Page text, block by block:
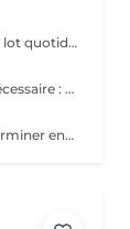
Douleurs dans la nuque, épaules qui tirent... notre lot quotidien à tous, ce massage aux huiles chaudes aromatiques détend et relaxe les muscles contractés. En complément de soin visage uniquement.
Pensez à ajouter un soin + spécifique si cela est nécessaire : bio peeling pour détoxifier et purifier , "rose de mer" pour cicatriser... Vapeur et massage dans ce soin
Cette séance a toute son importance afin de déterminer ensemble vos besoins spécifiques , remplir votre dossier et faire une séance profonde. La technique minceur de LPG permet de manière indolore de réactiver le déstockage des graisses pour effacer les surcharges et les imperfections localisées. Une silhouette affinée, une peau plus lisse et plus ferme naturellement. Les soins sont ciblés et rapides. Les résultats sont perceptibles dès la première séance.